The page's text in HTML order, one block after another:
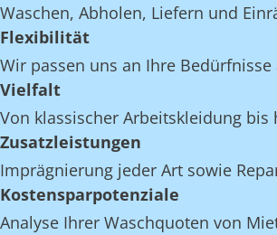
Waschen, Abholen, Liefern und
Flexibilität
Wir passen uns an Ihre
Vielfalt
Von klassischer Arbeitskleidung bis
Zusatzleistungen
Imprägnierung jeder Art sowie
Kostensparpotenziale
Analyse Ihrer Waschquoten von